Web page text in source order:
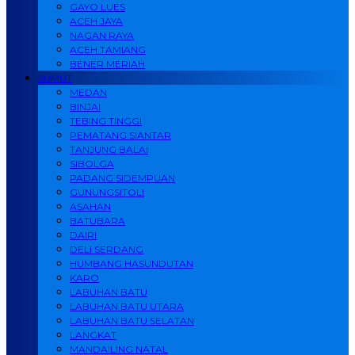
GAYO LUES
ACEH JAYA
NAGAN RAYA
ACEH TAMIANG
BENER MERIAH
SUMUT
MEDAN
BINJAI
TEBING TINGGI
PEMATANG SIANTAR
TANJUNG BALAI
SIBOLGA
PADANG SIDEMPUAN
GUNUNGSITOLI
ASAHAN
BATUBARA
DAIRI
DELI SERDANG
HUMBANG HASUNDUTAN
KARO
LABUHAN BATU
LABUHAN BATU UTARA
LABUHAN BATU SELATAN
LANGKAT
MANDAILING NATAL